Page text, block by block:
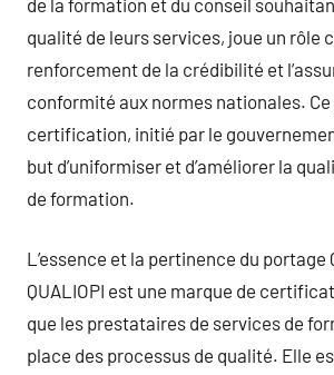
qualité de leurs services, joue un rôle
renforcement de la crédibilité et
conformité aux normes nationales.
certification, initié par le
but d’uniformiser et d’améliorer la
de formation.
L’essence et la pertinence du portage
QUALIOPI est une marque de
que les prestataires de services de
place des processus de qualité. Elle